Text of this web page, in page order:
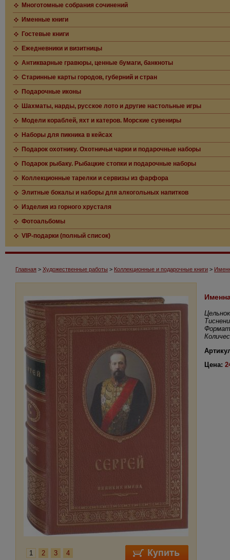
Многотомные собрания сочинений
Именные книги
Гостевые книги
Ежедневники и визитницы
Антикварные гравюры, ценные бумаги, банкноты
Старинные карты городов, губерний и стран
Подарочные иконы
Шахматы, нарды, русское лото и другие настольные игры
Модели кораблей, яхт и катеров. Морские сувениры
Наборы для пикника в кейсах
Подарок охотнику. Охотничьи чарки и подарочные наборы
Подарок рыбаку. Рыбацкие стопки и подарочные наборы
Коллекционные тарелки и сервизы из фарфора
Элитные бокалы и наборы для алкогольных напитков
Изделия из горного хрусталя
Фотоальбомы
VIP-подарки (полный список)
Главная > Художественные работы > Коллекционные и подарочные книги >
1 2 3 4
Цена: